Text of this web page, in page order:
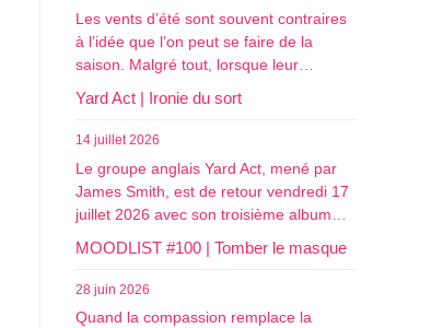
Les vents d’été sont souvent contraires
à l’idée que l’on peut se faire de la
saison. Malgré tout, lorsque leur…
Yard Act | Ironie du sort
14 juillet 2026
Le groupe anglais Yard Act, mené par
James Smith, est de retour vendredi 17
juillet 2026 avec son troisième album…
MOODLIST #100 | Tomber le masque
28 juin 2026
Quand la compassion remplace la